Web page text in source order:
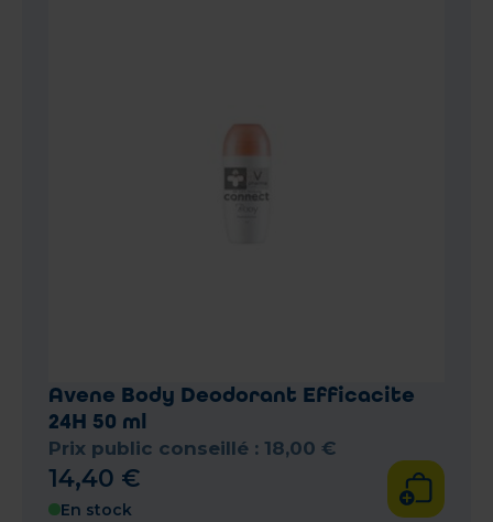
Avene Body Deodorant Efficacite
24H 50 ml
Prix public conseillé : 18,00 €
14,40 €
En stock